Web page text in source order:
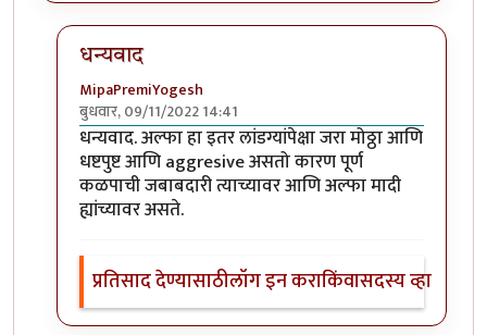
धन्यवाद
MipaPremiYogesh
बुधवार, 09/11/2022 14:41
In reply toखुपच रोमांचित घटना व फोटो!byBhakti
धन्यवाद. अल्फा हा इतर लांडग्यांपेक्षा जरा मोठ्ठा आणि
धष्टपुष्ट आणि aggresive असतो कारण पूर्ण
कळपाची जबाबदारी त्याच्यावर आणि अल्फा मादी
ह्यांच्यावर असते.
प्रतिसाद देण्यासाठीलॉग इन कराकिंवासदस्य व्हा